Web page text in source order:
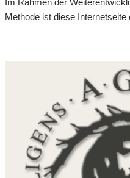
Im Rahmen der
Methode ist diese Internetseite